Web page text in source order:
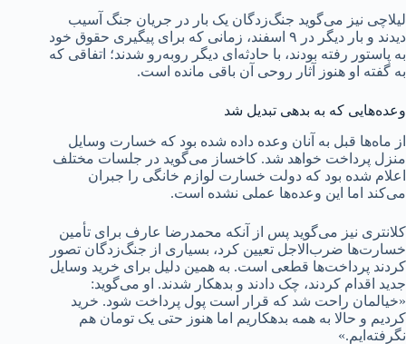
لیلاچی نیز می‌گوید جنگ‌زدگان یک بار در جریان جنگ آسیب
دیدند و بار دیگر در ۹ اسفند، زمانی که برای پیگیری حقوق خود
به پاستور رفته بودند، با حادثه‌ای دیگر روبه‌رو شدند؛ اتفاقی که
به گفته او هنوز آثار روحی آن باقی مانده است.
وعده‌هایی که به بدهی تبدیل شد
از ماه‌ها قبل به آنان وعده داده شده بود که خسارت وسایل
منزل پرداخت خواهد شد. کاخساز می‌گوید در جلسات مختلف
اعلام شده بود که دولت خسارت لوازم خانگی را جبران
می‌کند اما این وعده‌ها عملی نشده است.
کلانتری نیز می‌گوید پس از آنکه محمدرضا عارف برای تأمین
خسارت‌ها ضرب‌الاجل تعیین کرد، بسیاری از جنگ‌زدگان تصور
کردند پرداخت‌ها قطعی است. به همین دلیل برای خرید وسایل
جدید اقدام کردند، چک دادند و بدهکار شدند. او می‌گوید:
«خیالمان راحت شد که قرار است پول پرداخت شود. خرید
کردیم و حالا به همه بدهکاریم اما هنوز حتی یک تومان هم
نگرفته‌ایم.»